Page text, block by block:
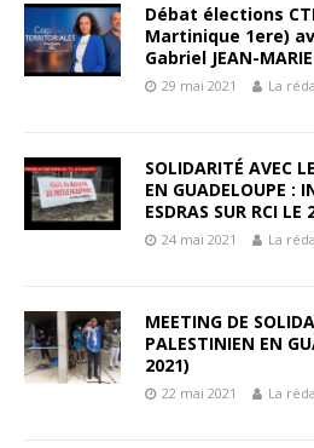
Débat élections
Martinique 1ere)
Gabriel JEAN-MARIE
29 mai 2021 La
SOLIDARITÉ AVEC
EN GUADELOUPE :
ESDRAS SUR RCI
24 mai 2021 La
MEETING DE
PALESTINIEN EN
2021)
22 mai 2021 La